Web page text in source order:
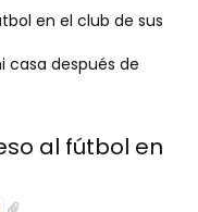
en el club de sus
casa después de
al fútbol en